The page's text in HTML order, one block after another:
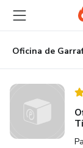
para
conteúdo
principal
para
pagamento
para
rodapé